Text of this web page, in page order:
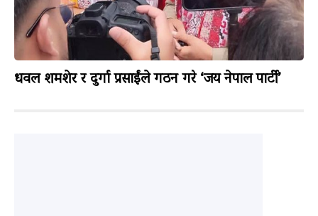
धवल शमशेर र दुर्गा प्रसाईंले गठन गरे ‘जय नेपाल पार्टी’